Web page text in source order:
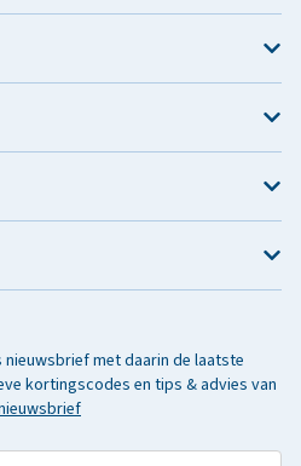
met daarin de laatste
kortingscodes en tips & advies van